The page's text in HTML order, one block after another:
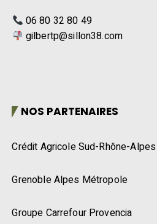
06 80 32 80 49
gilbertp@sillon38.com
NOS PARTENAIRES
Crédit Agricole Sud-Rhône-Alpes
Grenoble Alpes Métropole
Groupe Carrefour Provencia